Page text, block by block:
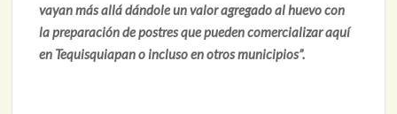
vayan más allá dándole un valor agregado al huevo con
la preparación de postres que pueden comercializar aquí
en Tequisquiapan o incluso en otros municipios”.